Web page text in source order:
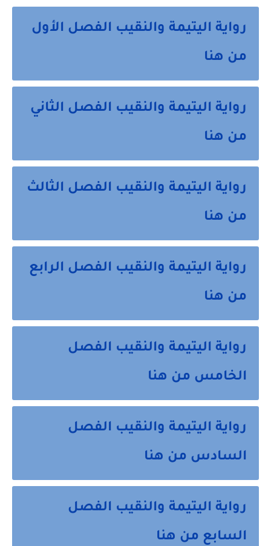
رواية اليتيمة والنقيب الفصل الأول
من هنا
رواية اليتيمة والنقيب الفصل الثاني
من هنا
رواية اليتيمة والنقيب الفصل الثالث
من هنا
رواية اليتيمة والنقيب الفصل الرابع
من هنا
رواية اليتيمة والنقيب الفصل
الخامس من هنا
رواية اليتيمة والنقيب الفصل
السادس من هنا
رواية اليتيمة والنقيب الفصل
السابع من هنا